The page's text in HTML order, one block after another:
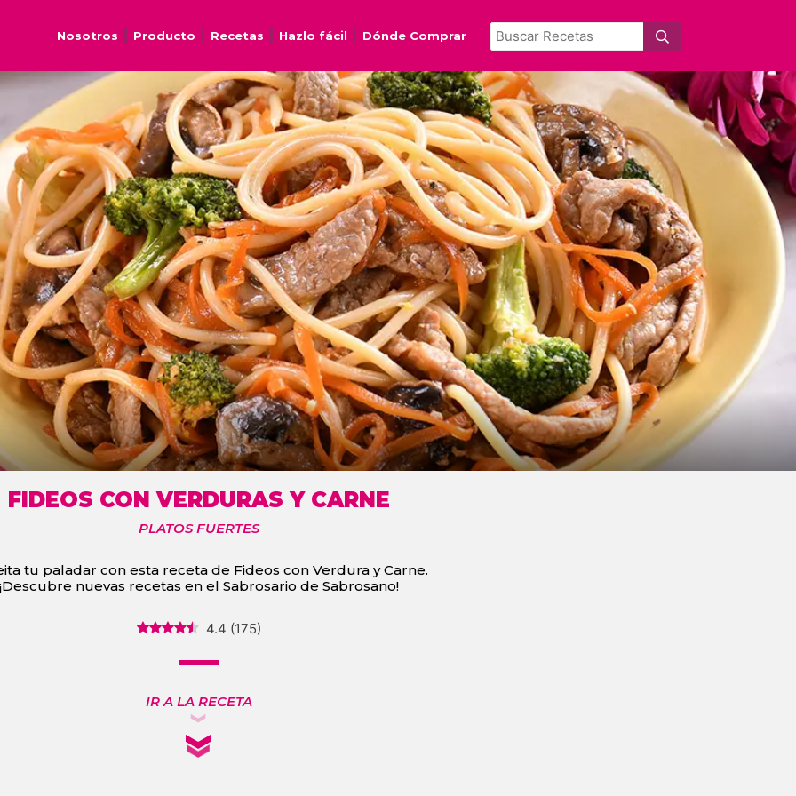
Nosotros Producto Recetas Hazlo fácil Dónde Comprar
FIDEOS CON VERDURAS Y CARNE
PLATOS FUERTES
tu paladar con esta receta de Fideos con Verdura y Carne.
¡Descubre nuevas recetas en el Sabrosario de Sabrosano!
4.4 (175)
IR A LA RECETA